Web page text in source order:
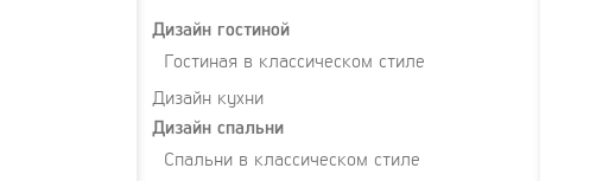
Дизайн гостиной
Гостиная в классическом стиле
Дизайн кухни
Дизайн спальни
Спальни в классическом стиле